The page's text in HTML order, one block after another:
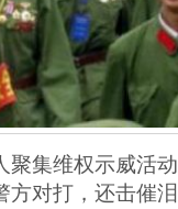
聚集维权示威活
方对打，还击催